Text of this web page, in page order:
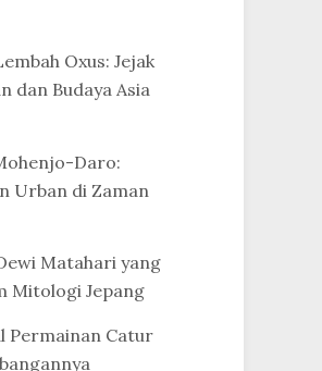
Oxus: Jejak
dan Budaya Asia
Daro:
Urban di Zaman
Matahari yang
Mitologi Jepang
Permainan Catur